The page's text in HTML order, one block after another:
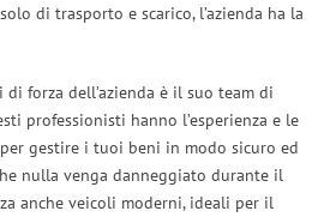
di trasporto e scarico, l’azienda ha la
forza dell’azienda è il suo team di
professionisti hanno l’esperienza e le
gestire i tuoi beni in modo sicuro ed
nulla venga danneggiato durante il
anche veicoli moderni, ideali per il